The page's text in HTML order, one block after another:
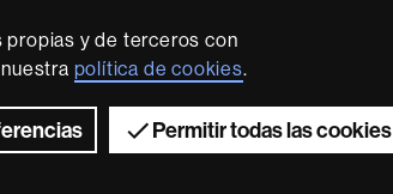
propias y de terceros con
política de cookies.
Permitir todas las cookies
Euraxess
de datos Sobre el web Accesibilidad web
2026 Universitat Autònoma de Barcelona